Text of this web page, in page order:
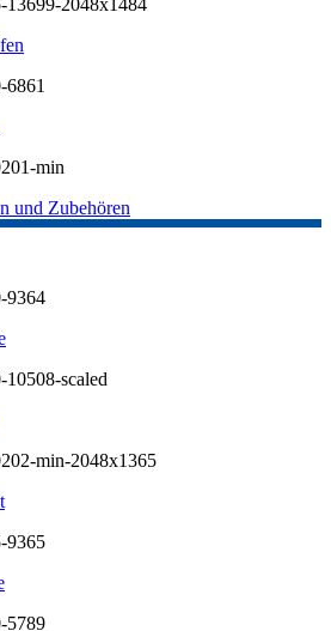
und Zubehören